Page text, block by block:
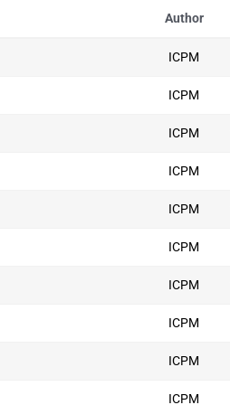
Author
ICPM
ICPM
ICPM
ICPM
ICPM
ICPM
ICPM
ICPM
ICPM
ICPM